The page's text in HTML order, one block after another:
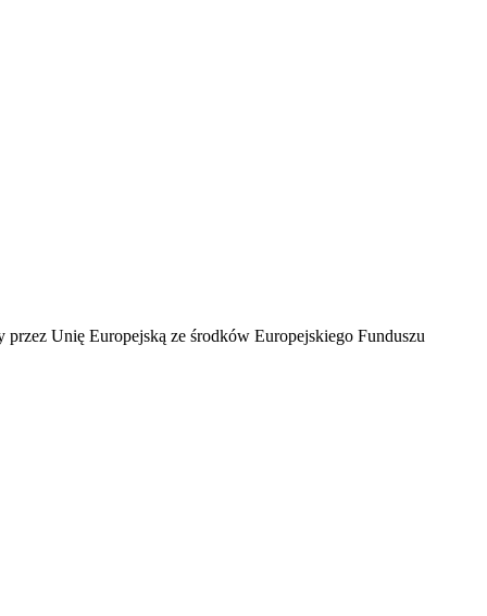
Unię Europejską ze środków Europejskiego Funduszu